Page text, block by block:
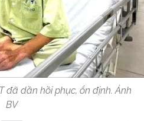
đã dần hồi phục, ổn định. Ảnh
BV